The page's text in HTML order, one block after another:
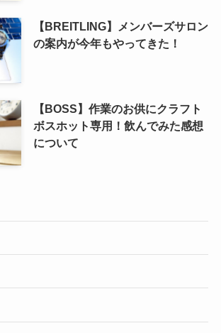
【BREITLING】メンバーズサロン
の案内が今年もやってきた！
【BOSS】作業のお供にクラフト
ボスホット専用！飲んでみた感想
について